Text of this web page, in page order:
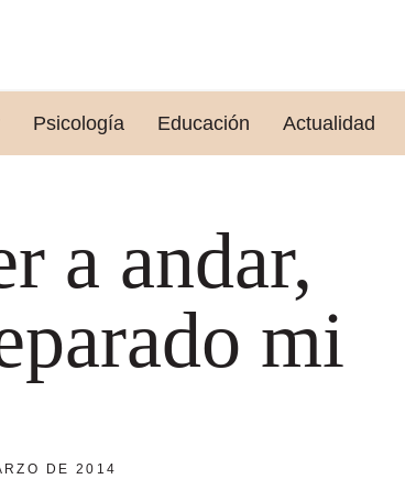
Psicología Educación Actualidad
a andar,
mi
DE 2014